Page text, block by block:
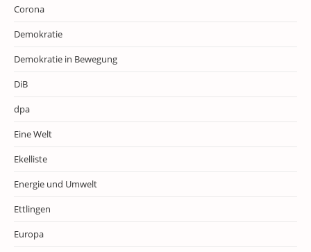
Corona
Demokratie
Demokratie in Bewegung
DiB
dpa
Eine Welt
Ekelliste
Energie und Umwelt
Ettlingen
Europa